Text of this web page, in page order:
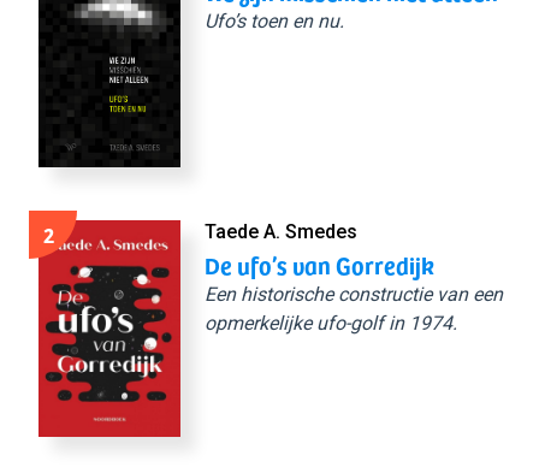
Ufo’s toen en nu.
2 Taede A. Smedes
De ufo’s van Gorredijk
Een historische constructie van een
opmerkelijke ufo-golf in 1974.